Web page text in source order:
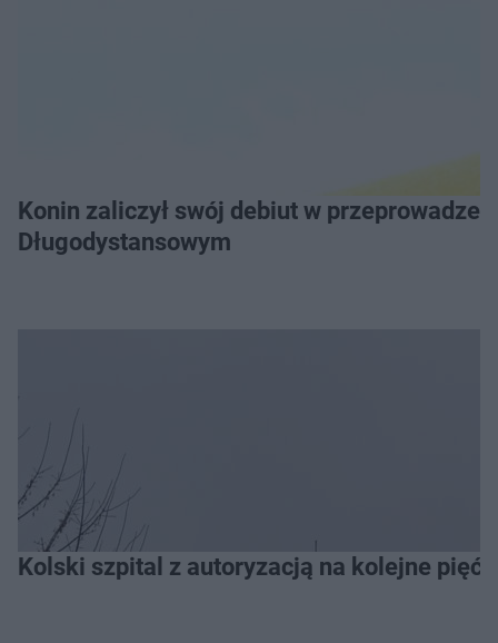
Konin zaliczył swój debiut w przeprowadzeniu Grand Prix Wielkopolski w Pływaniu
Długodystansowym
Kolski szpital z autoryzacją na kolejne pięć